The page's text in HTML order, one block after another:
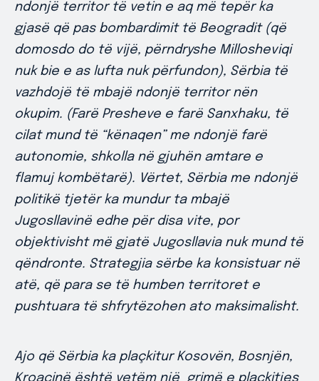
ndonjë territor të vetin e aq më tepër ka
gjasë që pas bombardimit të Beogradit (që
domosdo do të vijë, përndryshe Millosheviqi
nuk bie e as lufta nuk përfundon), Sërbia të
vazhdojë të mbajë ndonjë territor nën
okupim. (Farë Presheve e farë Sanxhaku, të
cilat mund të “kënaqen” me ndonjë farë
autonomie, shkolla në gjuhën amtare e
flamuj kombëtarë). Vërtet, Sërbia me ndonjë
politikë tjetër ka mundur ta mbajë
Jugosllavinë edhe për disa vite, por
objektivisht më gjatë Jugosllavia nuk mund të
qëndronte. Strategjia sërbe ka konsistuar në
atë, që para se të humben territoret e
pushtuara të shfrytëzohen ato maksimalisht.
Ajo që Sërbia ka plaçkitur Kosovën, Bosnjën,
Kroacinë është vetëm një grimë e plaçkitjes